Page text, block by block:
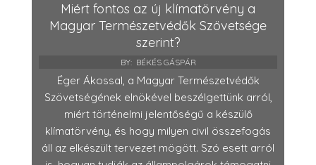
Miért fontos az új klímatörvény a
Magyar Természetvédők Szövetsége
szerint?
BY: BÉKÉS GÁSPÁR
Éger Ákossal, a Magyar Természetvédők
Szövetségének elnökével beszélgettünk arról,
miért történelmi jelentőségű a készülő
klímatörvény, és hogy milyen civil összefogás
áll az elkészült tervezet mögött. Szó esett arról